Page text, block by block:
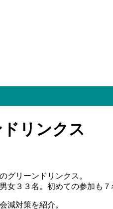
リンクス
グリーンドリンクス。
女３３名。初めての参加も
減対策を紹介。